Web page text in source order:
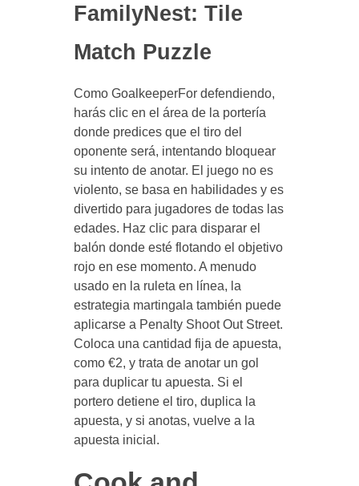
FamilyNest: Tile
Match Puzzle
Como GoalkeeperFor defendiendo,
harás clic en el área de la portería
donde predices que el tiro del
oponente será, intentando bloquear
su intento de anotar. El juego no es
violento, se basa en habilidades y es
divertido para jugadores de todas las
edades. Haz clic para disparar el
balón donde esté flotando el objetivo
rojo en ese momento. A menudo
usado en la ruleta en línea, la
estrategia martingala también puede
aplicarse a Penalty Shoot Out Street.
Coloca una cantidad fija de apuesta,
como €2, y trata de anotar un gol
para duplicar tu apuesta. Si el
portero detiene el tiro, duplica la
apuesta, y si anotas, vuelve a la
apuesta inicial.